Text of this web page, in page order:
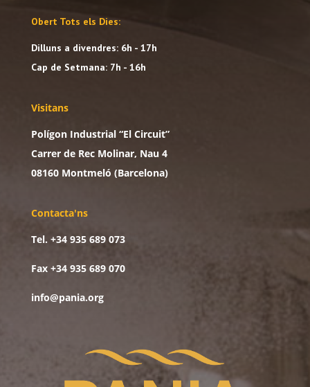
Obert Tots els Dies:
Dilluns a divendres: 6h - 17h
Cap de Setmana: 7h - 16h
Visitans
Polígon Industrial “El Circuit”
Carrer de Rec Molinar, Nau 4
08160 Montmeló (Barcelona)
Contacta'ns
Tel. +34 935 689 073
Fax +34 935 689 070
info@pania.org